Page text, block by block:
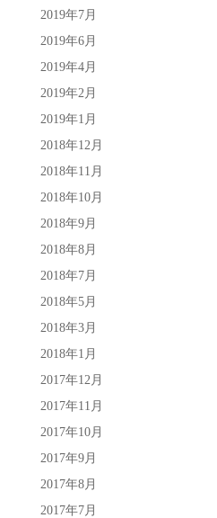
2019年7月
2019年6月
2019年4月
2019年2月
2019年1月
2018年12月
2018年11月
2018年10月
2018年9月
2018年8月
2018年7月
2018年5月
2018年3月
2018年1月
2017年12月
2017年11月
2017年10月
2017年9月
2017年8月
2017年7月